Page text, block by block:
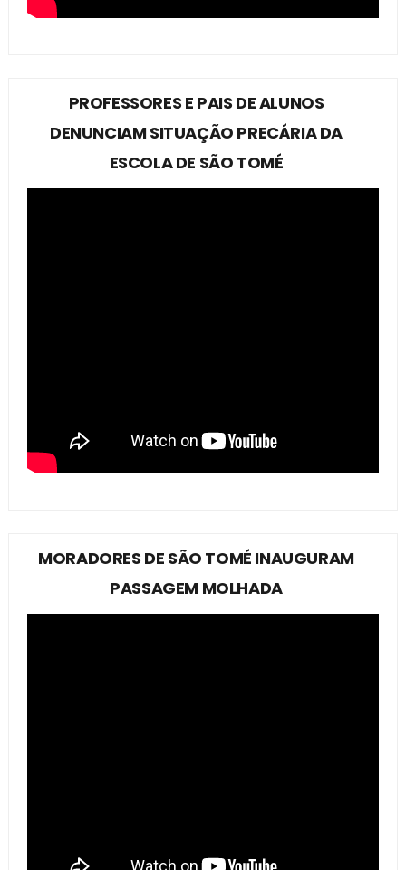
PROFESSORES E PAIS DE ALUNOS
DENUNCIAM SITUAÇÃO PRECÁRIA DA
ESCOLA DE SÃO TOMÉ
MORADORES DE SÃO TOMÉ INAUGURAM
PASSAGEM MOLHADA